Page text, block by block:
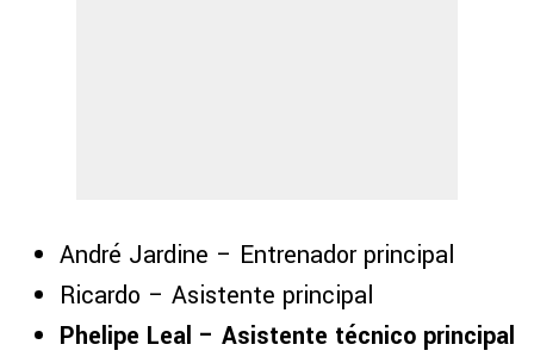
André Jardine – Entrenador principal
Ricardo – Asistente principal
Phelipe Leal – Asistente técnico principal